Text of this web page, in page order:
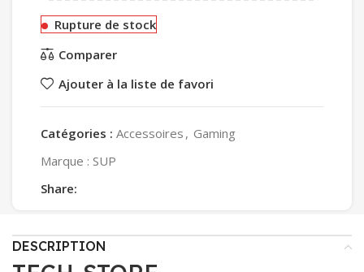
Rupture de stock
Comparer
Ajouter à la liste de favori
Catégories : Accessoires , Gaming
Marque : SUP
Share:
DESCRIPTION